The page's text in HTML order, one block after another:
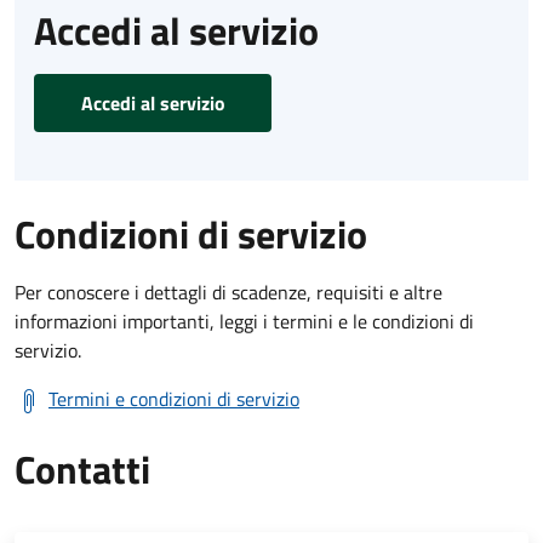
Accedi al servizio
Accedi al servizio
Condizioni di servizio
Per conoscere i dettagli di scadenze, requisiti e altre
informazioni importanti, leggi i termini e le condizioni di
servizio.
Termini e condizioni di servizio
Contatti